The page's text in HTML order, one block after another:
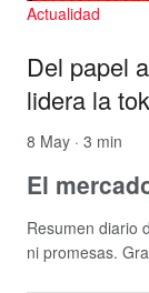
Actualidad
Del papel
lidera la
8 May · 3 min
El
Resumen diario
ni promesas.